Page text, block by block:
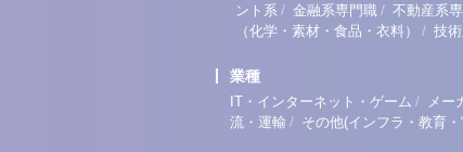
ント系 / 金融系専門職 / 不動産系
（化学・素材・食品・衣料）
/ 技
業種
IT・インターネット・ゲーム / メー
流・運輸 / その他(インフラ・教育